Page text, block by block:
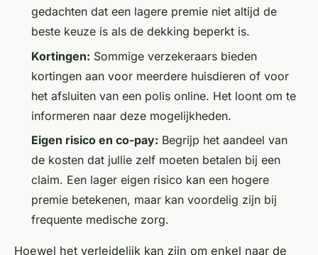
gedachten dat een lagere premie niet altijd de
beste keuze is als de dekking beperkt is.
Kortingen: Sommige verzekeraars bieden
kortingen aan voor meerdere huisdieren of voor
het afsluiten van een polis online. Het loont om te
informeren naar deze mogelijkheden.
Eigen risico en co-pay: Begrijp het aandeel van
de kosten dat jullie zelf moeten betalen bij een
claim. Een lager eigen risico kan een hogere
premie betekenen, maar kan voordelig zijn bij
frequente medische zorg.
Hoewel het verleidelijk kan zijn om enkel naar de